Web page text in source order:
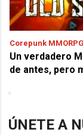
Corepunk MMORPG
Un verdadero
de antes, pero
ÚNETE A